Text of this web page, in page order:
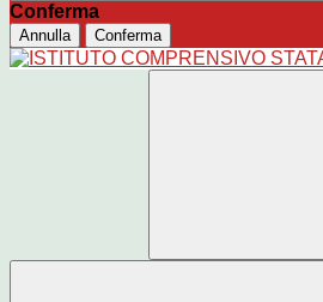
Conferma
Annulla Conferma